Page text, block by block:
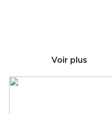
Voir plus